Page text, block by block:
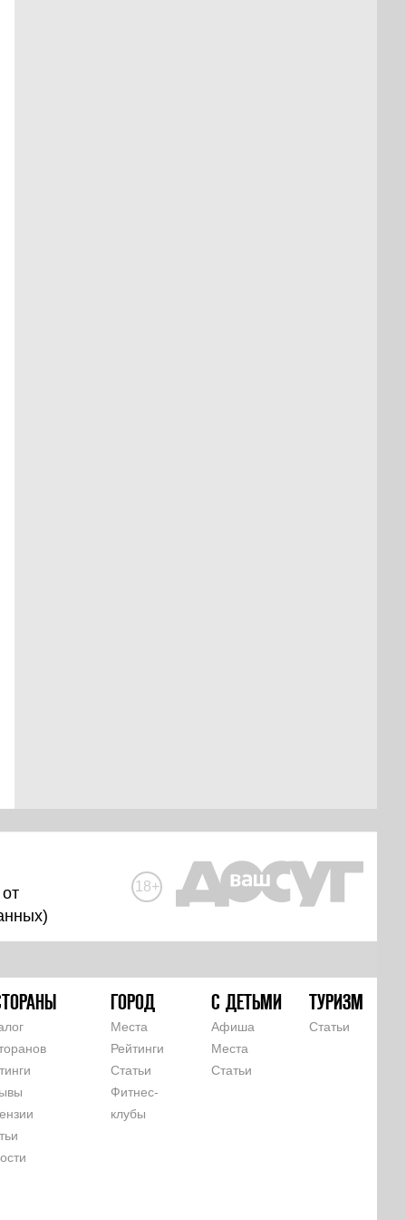
)
18+
ГОРОД
Места
Рейтинги
Статьи
Фитнес-
клубы
С ДЕТЬМИ
Афиша
Места
Статьи
ТУРИЗМ
Статьи